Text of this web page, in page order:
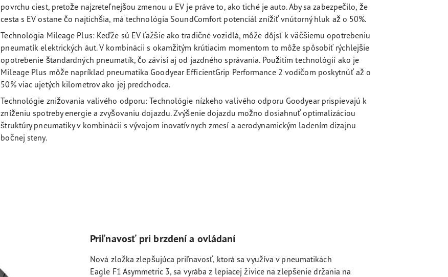
povrchu ciest, pretože najzreteľnejšou zmenou u EV je práve to, ako tiché je auto. Aby sa zabezpečilo, že
cesta s EV ostane čo najtichšia, má technológia SoundComfort potenciál znížiť vnútorný hluk až o 50%.
Technológia Mileage Plus: Keďže sú EV ťažšie ako tradičné vozidlá, môže dôjsť k väčšiemu opotrebeniu
pneumatík elektrických áut. V kombinácii s okamžitým krútiacim momentom to môže spôsobiť rýchlejšie
opotrebenie štandardných pneumatík, čo závisí aj od jazdného správania. Použitím technológií ako je
Mileage Plus môže napríklad pneumatika Goodyear EfficientGrip Performance 2 vodičom poskytnúť až o
50% viac ujetých kilometrov ako jej predchodca.
Technológie znižovania valivého odporu: Technológie nízkeho valivého odporu Goodyear prispievajú k
zníženiu spotreby energie a zvyšovaniu dojazdu. Zvýšenie dojazdu možno dosiahnuť optimalizáciou
štruktúry pneumatiky v kombinácii s vývojom inovatívnych zmesí a aerodynamickým ladením dizajnu
bočnej steny.
Priľnavosť pri brzdení a ovládaní
Nová zložka zlepšujúca priľnavosť, ktorá sa využíva v pneumatikách
Eagle F1 Asymmetric 3, sa vyrába z lepiacej živice na zlepšenie držania na